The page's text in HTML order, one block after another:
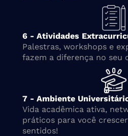
6 - Atividades
Palestras, workshops e
fazem a diferença no seu
7 - Ambiente
Vida acadêmica ativa,
práticos para você
sentidos!